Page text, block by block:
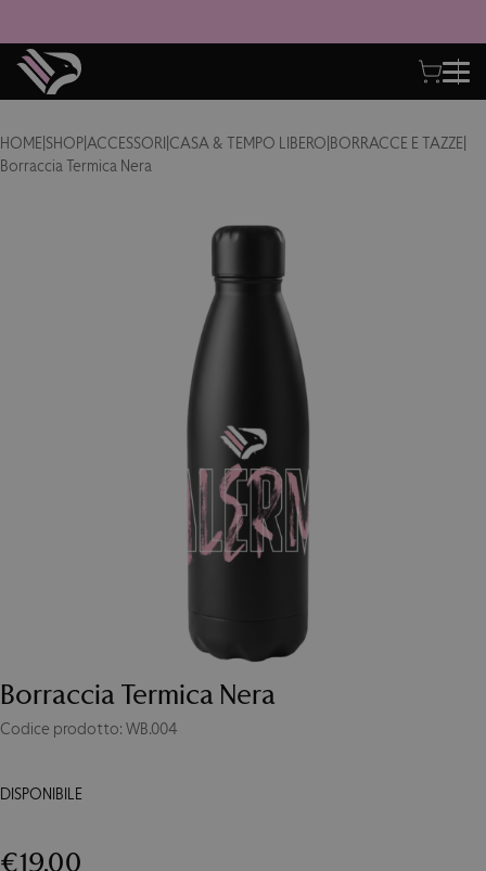
HOME SHOPACCESSORI CASA & TEMPO LIBERO BORRACCE E TAZZE
Borraccia Termica Nera
Borraccia Termica Nera
Codice prodotto: WB.004
DISPONIBILE
Termica
€19,00